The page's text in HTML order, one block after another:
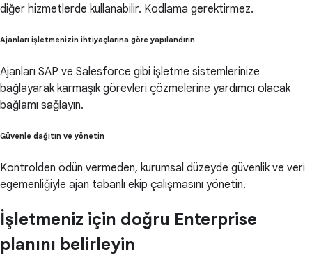
diğer hizmetlerde kullanabilir. Kodlama gerektirmez.
Ajanları işletmenizin ihtiyaçlarına göre yapılandırın
Ajanları SAP ve Salesforce gibi işletme sistemlerinize
bağlayarak karmaşık görevleri çözmelerine yardımcı olacak
bağlamı sağlayın.
Güvenle dağıtın ve yönetin
Kontrolden ödün vermeden, kurumsal düzeyde güvenlik ve veri
egemenliğiyle ajan tabanlı ekip çalışmasını yönetin.
İşletmeniz için doğru Enterprise
planını belirleyin